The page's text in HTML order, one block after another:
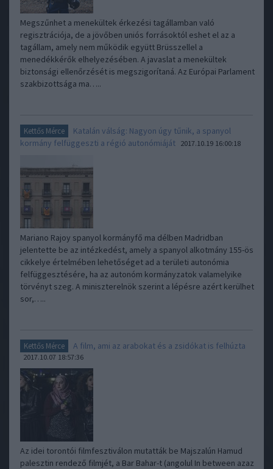
Megszűnhet a menekültek érkezési tagállamban való
regisztrációja, de a jövőben uniós forrásoktól eshet el az a
tagállam, amely nem működik együtt Brüsszellel a
menedékkérők elhelyezésében. A javaslat a menekültek
biztonsági ellenőrzését is megszigorítaná. Az Európai Parlament
szakbizottsága ma…..
Kettős Mérce
Katalán válság: Nagyon úgy tűnik, a spanyol
kormány felfüggeszti a régió autonómiáját 2017.10.19 16:00:18
Mariano Rajoy spanyol kormányfő ma délben Madridban
jelentette be az intézkedést, amely a spanyol alkotmány 155-ös
cikkelye értelmében lehetőséget ad a területi autonómia
felfüggesztésére, ha az autonóm kormányzatok valamelyike
törvényt szeg. A miniszterelnök szerint a lépésre azért kerülhet
sor,…..
Kettős Mérce A film, ami az arabokat és a zsidókat is felhúzta
2017.10.07 18:57:36
Az idei torontói filmfesztiválon mutatták be Majszalún Hamud
palesztin rendező filmjét, a Bar Bahar-t (angolul In between azaz